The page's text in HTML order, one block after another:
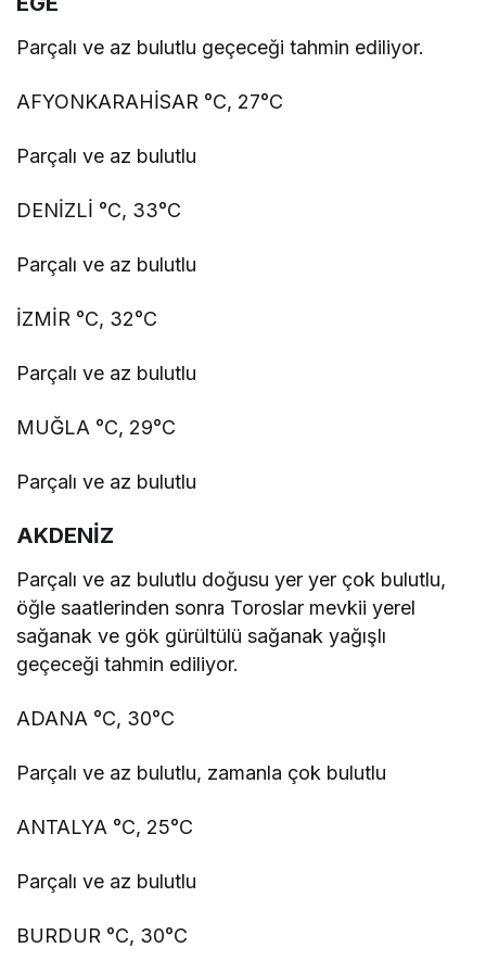
Parçalı ve az bulutlu geçeceği tahmin ediliyor.
AFYONKARAHİSAR °C, 27°C
Parçalı ve az bulutlu
DENİZLİ °C, 33°C
Parçalı ve az bulutlu
İZMİR °C, 32°C
Parçalı ve az bulutlu
MUĞLA °C, 29°C
Parçalı ve az bulutlu
AKDENİZ
Parçalı ve az bulutlu doğusu yer yer çok bulutlu,
öğle saatlerinden sonra Toroslar mevkii yerel
sağanak ve gök gürültülü sağanak yağışlı
geçeceği tahmin ediliyor.
ADANA °C, 30°C
Parçalı ve az bulutlu, zamanla çok bulutlu
ANTALYA °C, 25°C
Parçalı ve az bulutlu
BURDUR °C, 30°C